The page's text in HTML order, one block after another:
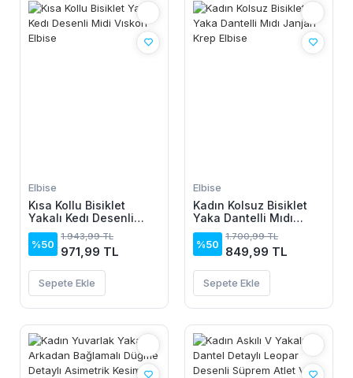
Elbise
Kısa Kollu Bisiklet
Yakalı Kedı Desenli
Midi Vıskon Elbise
%50
1.943,99 TL
971,99 TL
Sepete Ekle
Elbise
Kadın Kolsuz Bisiklet
Yaka Dantelli Mıdı
Janjan Krep Elbise
%50
1.700,99 TL
849,99 TL
Sepete Ekle